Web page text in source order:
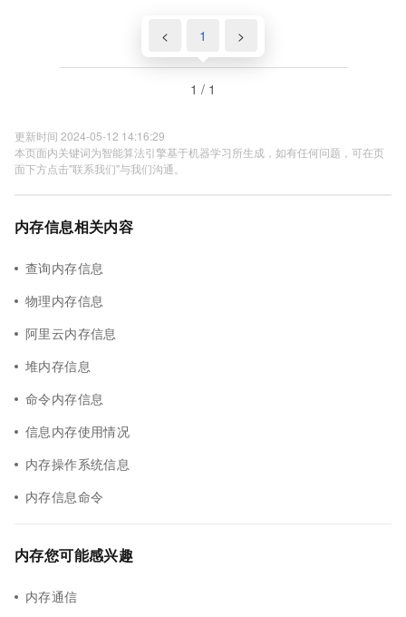
< 1 >
1 / 1
更新时间 2024-05-12 14:16:29
本页面内关键词为智能算法引擎基于机器学习所生成，如有任何问题，可在页
面下方点击"联系我们"与我们沟通。
内存信息相关内容
查询内存信息
物理内存信息
阿里云内存信息
堆内存信息
命令内存信息
信息内存使用情况
内存操作系统信息
内存信息命令
内存您可能感兴趣
内存通信